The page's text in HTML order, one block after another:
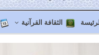
الثقافة القرآنية